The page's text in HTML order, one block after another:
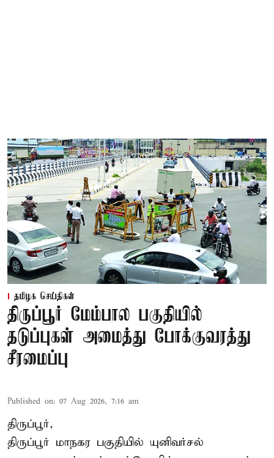
தமிழக செய்திகள்
திருப்பூர் மேம்பால பகுதியில்
தடுப்புகள் அமைத்து போக்குவரத்து
சீரமைப்பு
Published on: 07 Aug 2026, 7:16 am
திருப்பூர்,
திருப்பூர் மாநகர பகுதியில் யுனிவர்சல்